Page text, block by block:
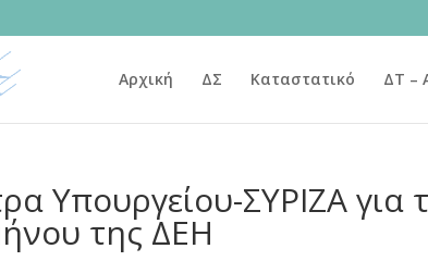
Αρχική ΔΣ Καταστατικό ΔΤ –
Υπουργείου-ΣΥΡΙΖΑ για
της ΔΕΗ